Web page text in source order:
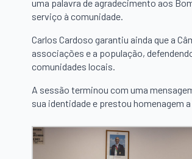
uma palavra de agradecimento aos
serviço à comunidade.
Carlos Cardoso garantiu ainda que a
associações e a população,
comunidades locais.
A sessão terminou com uma
sua identidade e prestou homenagem